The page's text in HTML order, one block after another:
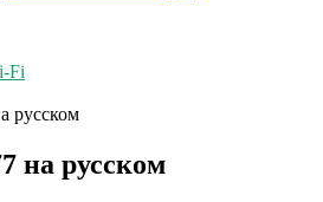
Fi
русском
на русском